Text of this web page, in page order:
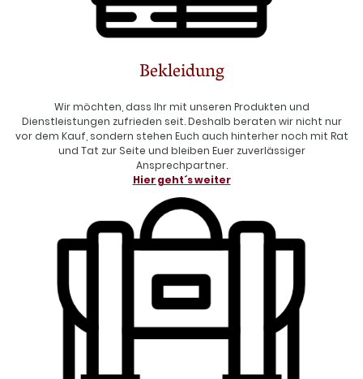
Bekleidung
Wir möchten, dass Ihr mit unseren Produkten und
Dienstleistungen zufrieden seit. Deshalb beraten wir nicht nur
vor dem Kauf, sondern stehen Euch auch hinterher noch mit Rat
und Tat zur Seite und bleiben Euer zuverlässiger
Ansprechpartner.
Hier geht´s weiter